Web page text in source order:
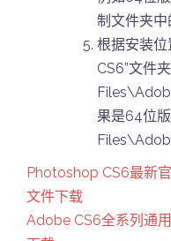
制文件夹中
根据安装
CS6”文件
果是64位
Photoshop CS6最新
文件下载
Adobe CS6全系列通